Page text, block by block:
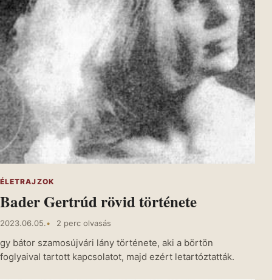
ÉLETRAJZOK
Bader Gertrúd rövid története
2023.06.05. 2 perc olvasás
gy bátor szamosújvári lány története, aki a börtön
foglyaival tartott kapcsolatot, majd ezért letartóztatták.